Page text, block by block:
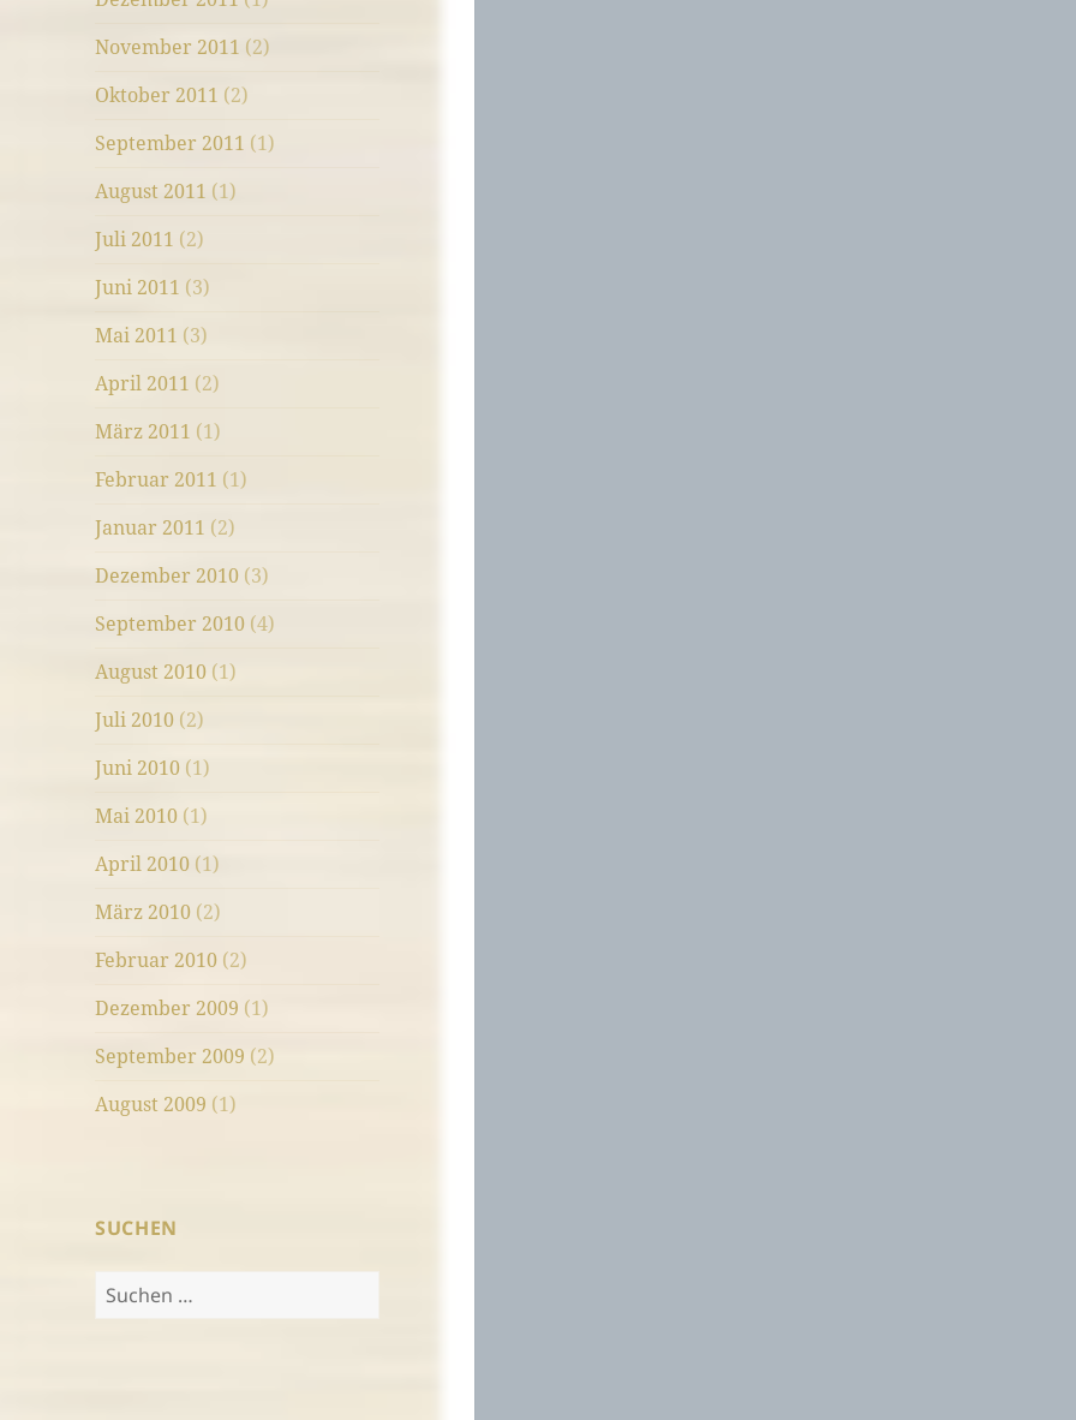
November 2011 (2)
Oktober 2011 (2)
September 2011 (1)
August 2011 (1)
Juli 2011 (2)
Juni 2011 (3)
Mai 2011 (3)
April 2011 (2)
März 2011 (1)
Februar 2011 (1)
Januar 2011 (2)
Dezember 2010 (3)
September 2010 (4)
August 2010 (1)
Juli 2010 (2)
Juni 2010 (1)
Mai 2010 (1)
April 2010 (1)
März 2010 (2)
Februar 2010 (2)
Dezember 2009 (1)
September 2009 (2)
August 2009 (1)
SUCHEN
Suchen
nach: